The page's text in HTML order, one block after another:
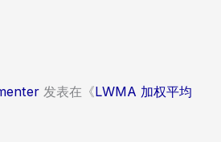
发表在《LWMA 加权平均